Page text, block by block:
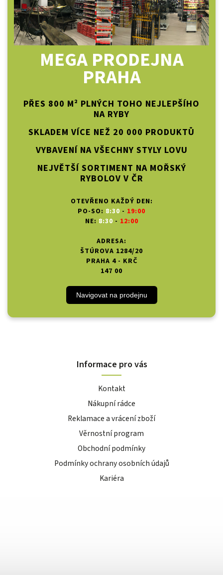
MEGA PRODEJNA
PRAHA
PŘES 800 M² PLNÝCH TOHO NEJLEPŠÍHO
NA RYBY
SKLADEM VÍCE NEŽ 20 000 PRODUKTŮ
VYBAVENÍ NA VŠECHNY STYLY LOVU
NEJVĚTŠÍ SORTIMENT NA MOŘSKÝ
RYBOLOV V ČR
OTEVŘENO KAŽDÝ DEN:
PO-SO: 8:30 - 19:00
NE: 8:30 - 12:00
ADRESA:
ŠTÚROVA 1284/20
PRAHA 4 - KRČ
147 00
Navigovat na prodejnu
Informace pro vás
Kontakt
Nákupní rádce
Reklamace a vrácení zboží
Věrnostní program
Obchodní podmínky
Podmínky ochrany osobních údajů
Kariéra